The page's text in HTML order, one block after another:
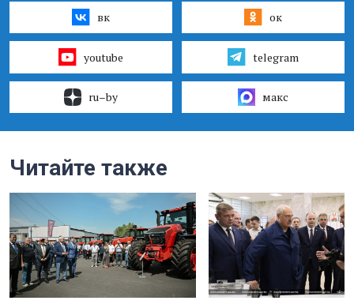
вк ок
youtube telegram
ru–by макс
Читайте также